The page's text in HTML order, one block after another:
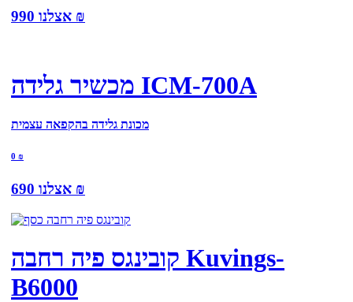
אצלנו 990 ₪
מכשיר גלידה ICM-700A
מכונת גלידה בהקפאה עצמית
0 ₪
אצלנו 690 ₪
קובינגס פיה רחבה Kuvings-
B6000